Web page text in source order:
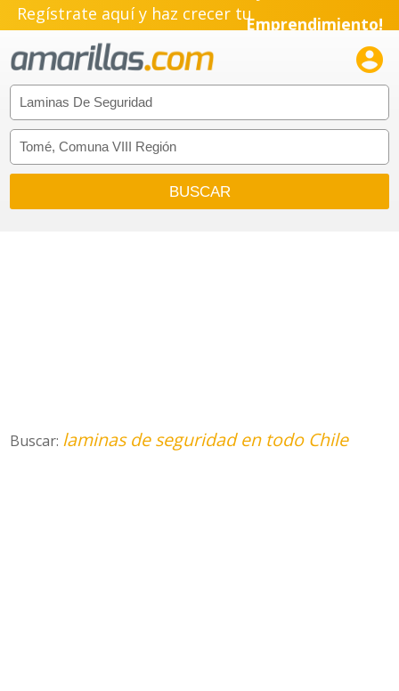
Regístrate aquí y haz crecer tuEmprendimiento!

Buscar: laminas de seguridad en todo Chile